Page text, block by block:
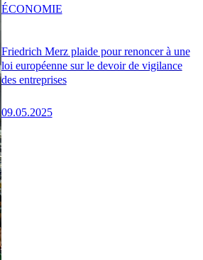
Friedrich Merz plaide pour renoncer à une
loi européenne sur le devoir de vigilance
des entreprises
09.05.2025
ÉCONOMIE